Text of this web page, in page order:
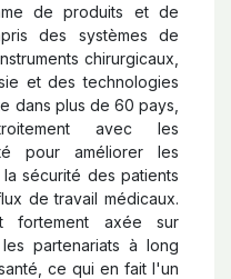
de produits et de
des systèmes de
chirurgicaux,
et des technologies
dans plus de 60 pays,
avec les
pour améliorer les
sécurité des patients
de travail médicaux.
fortement axée sur
partenariats à long
ce qui en fait l'un